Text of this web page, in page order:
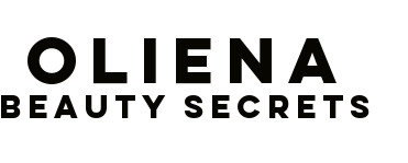
OLIENA
BEAUTY SECRETS